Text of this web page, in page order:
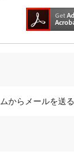
からメールを送る